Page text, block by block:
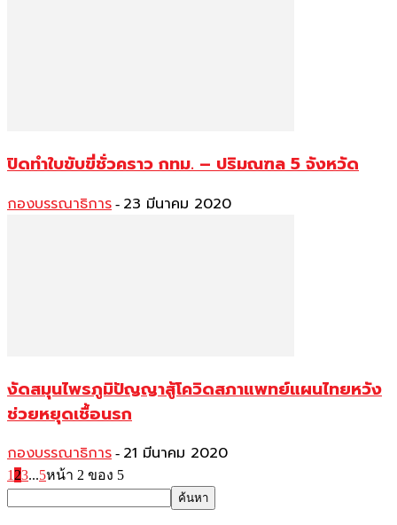
ปิดทำใบขับขี่ชั่วคราว กทม. – ปริมณฑล 5 จังหวัด
กองบรรณาธิการ - 23 มีนาคม 2020
งัดสมุนไพรภูมิปัญญาสู้โควิดสภาแพทย์แผนไทยหวัง
ช่วยหยุดเชื้อนรก
กองบรรณาธิการ - 21 มีนาคม 2020
1 23...5หน้า 2 ของ 5